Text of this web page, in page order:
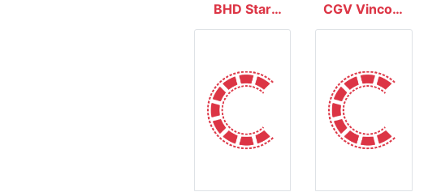
BHD Star
Quang Trung
CGV Vincom
Đồng Khởi